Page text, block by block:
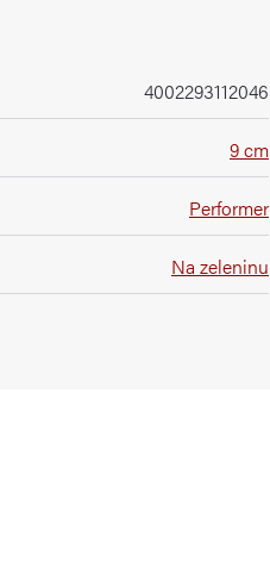
4002293112046
9 cm
Performer
Na zeleninu